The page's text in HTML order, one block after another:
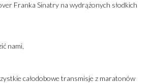
Franka Sinatry na wydrążonych słodkich
nami,
całodobowe transmisje z maratonów